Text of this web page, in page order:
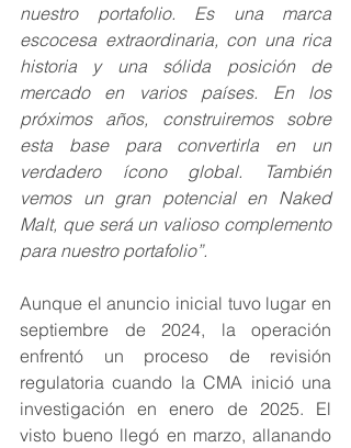
nuestro portafolio. Es una marca
escocesa extraordinaria, con una rica
historia y una sólida posición de
mercado en varios países. En los
próximos años, construiremos sobre
esta base para convertirla en un
verdadero ícono global. También
vemos un gran potencial en Naked
Malt, que será un valioso complemento
para nuestro portafolio”.
Aunque el anuncio inicial tuvo lugar en
septiembre de 2024, la operación
enfrentó un proceso de revisión
regulatoria cuando la CMA inició una
investigación en enero de 2025. El
visto bueno llegó en marzo, allanando